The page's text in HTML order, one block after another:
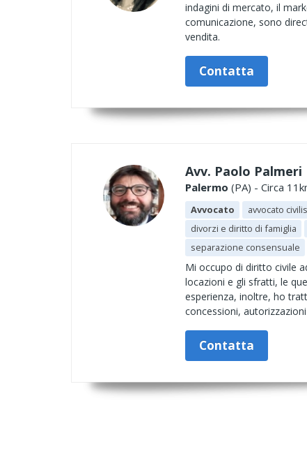
indagini di mercato, il
comunicazione, sono
vendita.
Contatta
Avv. Paolo Palmeri
Palermo (PA) - Circa
Avvocato avvocato
divorzi e diritto di famiglia
separazione consensuale
Mi occupo di diritto civile
locazioni e gli sfratti, le
esperienza, inoltre, ho
concessioni,
Contatta